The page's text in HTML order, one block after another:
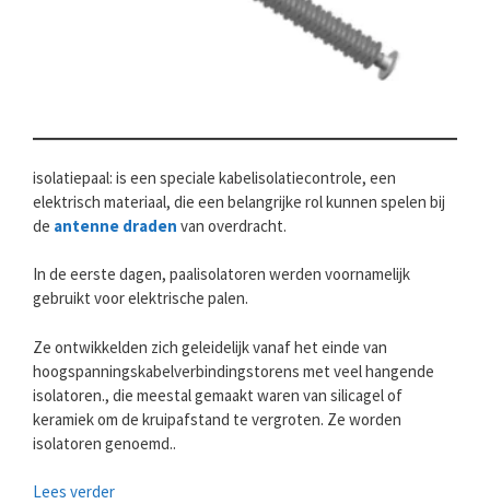
isolatiepaal: is een speciale kabelisolatiecontrole, een
elektrisch materiaal, die een belangrijke rol kunnen spelen bij
de antenne draden van overdracht.
In de eerste dagen, paalisolatoren werden voornamelijk
gebruikt voor elektrische palen.
Ze ontwikkelden zich geleidelijk vanaf het einde van
hoogspanningskabelverbindingstorens met veel hangende
isolatoren., die meestal gemaakt waren van silicagel of
keramiek om de kruipafstand te vergroten. Ze worden
isolatoren genoemd..
Lees verder